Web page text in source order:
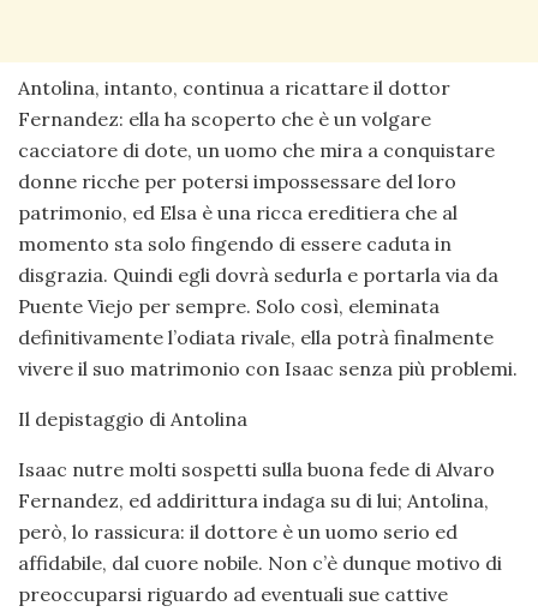
Antolina, intanto, continua a ricattare il dottor
Fernandez: ella ha scoperto che è un volgare
cacciatore di dote, un uomo che mira a conquistare
donne ricche per potersi impossessare del loro
patrimonio, ed Elsa è una ricca ereditiera che al
momento sta solo fingendo di essere caduta in
disgrazia. Quindi egli dovrà sedurla e portarla via da
Puente Viejo per sempre. Solo così, eleminata
definitivamente l’odiata rivale, ella potrà finalmente
vivere il suo matrimonio con Isaac senza più problemi.
Il depistaggio di Antolina
Isaac nutre molti sospetti sulla buona fede di Alvaro
Fernandez, ed addirittura indaga su di lui; Antolina,
però, lo rassicura: il dottore è un uomo serio ed
affidabile, dal cuore nobile. Non c’è dunque motivo di
preoccuparsi riguardo ad eventuali sue cattive